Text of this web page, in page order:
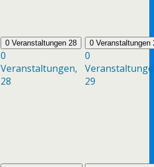
0 Veranstaltungen 28
0
Veranstaltungen,
28
0 Veranstaltungen
0
29